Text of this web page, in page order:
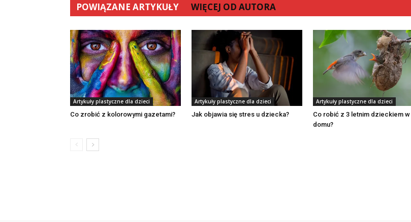
POWIĄZANE ARTYKUŁY WIĘCEJ OD AUTORA
Artykuły plastyczne dla dzieci
Co zrobić z kolorowymi gazetami?
Artykuły plastyczne dla dzieci
Jak objawia się stres u dziecka?
Artykuły plastyczne dla dzieci
Co robić z 3 letnim dzieckiem w
domu?